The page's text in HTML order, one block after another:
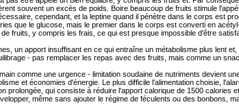
souvent un excès de poids. Boire beaucoup de fruits stimule
cependant, et la leptine quand il pénètre dans le corps est
que le glucose, mais le premier dans le corps est converti en
fruits, y compris les frais, ce qui est presque impossible d'être
un apport insuffisant en ce qui entraîne un métabolisme plus lent
- pas remplacer les repas avec des fruits, mais comme un
comme une urgence - limitation soudaine de nutriments devient
et économies d'énergie. Le plus difficile l'alimentation choisie,
prolongée, qui consiste à réduire l'apport calorique de 1500 calories
même sans ajouter le régime de féculents ou des bonbons,